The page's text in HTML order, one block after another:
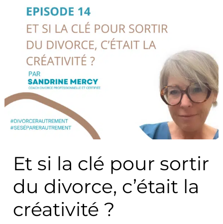
Et si la clé pour sortir
du divorce, c’était la
créativité ?
sortir
divorce,
c’était
créativité
?